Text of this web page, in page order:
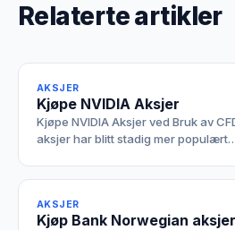
Relaterte artikler
AKSJER
Kjøpe NVIDIA Aksjer
Kjøpe NVIDIA Aksjer ved Bruk av
aksjer har blitt stadig mer
AKSJER
Kjøp Bank Norwegian aksjer